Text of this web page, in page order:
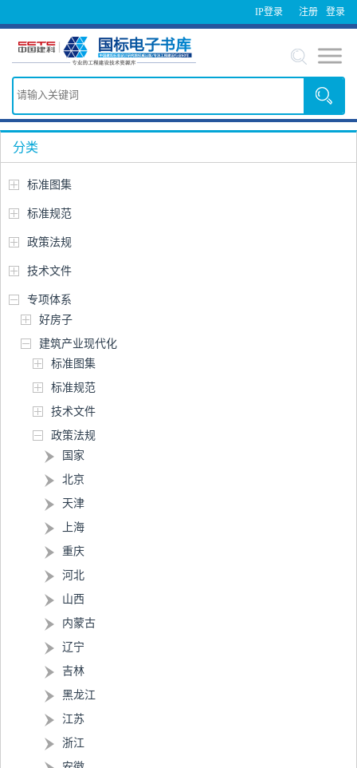
IP登录 登录
注册
分类
标准图集
标准规范
政策法规
技术文件
专项体系
好房子
建筑产业现代化
标准图集
标准规范
技术文件
政策法规
国家
北京
天津
上海
重庆
河北
山西
内蒙古
辽宁
吉林
黑龙江
江苏
浙江